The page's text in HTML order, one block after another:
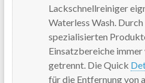
Lackschnellreiniger
Waterless Wash.
spezialisierten
Einsatzbereiche
getrennt. Die Quick
für die Entfernung von